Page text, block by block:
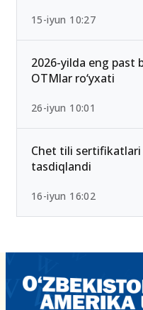
2026/2027 qabulda
qoldi — Yangi test
15-iyun 10:27
2026-yilda eng past
OTMlar ro‘yxati
26-iyun 10:01
Chet tili sertifikatlari
tasdiqlandi